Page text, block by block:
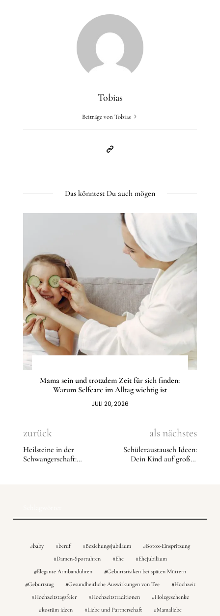
Tobias
Beiträge von Tobias
Das könntest Du auch mögen
Mama sein und trotzdem Zeit für sich finden:
Warum Selfcare im Alltag wichtig ist
JULI 20, 2026
zurück
Heilsteine in der
Schwangerschaft:
als nächstes
Schüleraustausch Ideen:
Dein Kind auf großer
baby beruf Beziehungsjubiläum
Botox-Einspritzung
Damen-Sportuhren
Ehe
Ehejubiläum
Elegante Armbanduhren
Geburtsrisiken bei späten Müttern
Geburtstag
Gesundheitliche Auswirkungen von Tee
Hochzeit
Hochzeitstagsfeier
Hochzeitstraditionen
Holzgeschenke
kostüm ideen
Liebe und Partnerschaft Mamaliebe